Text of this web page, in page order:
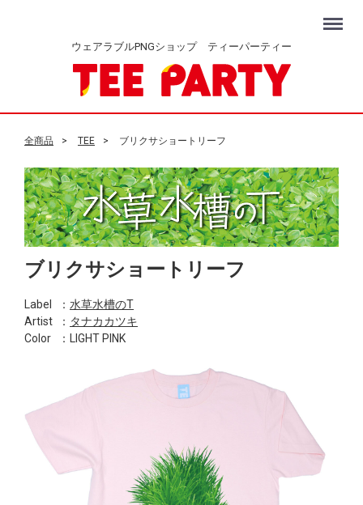
ウェアラブルPNGショップ ティーパーティー
Menu
全商品 TEE ブリクサショートリーフ
ブリクサショートリーフ
Label ： 水草水槽のT
Artist
： タナカカツキ
Color
：LIGHT PINK